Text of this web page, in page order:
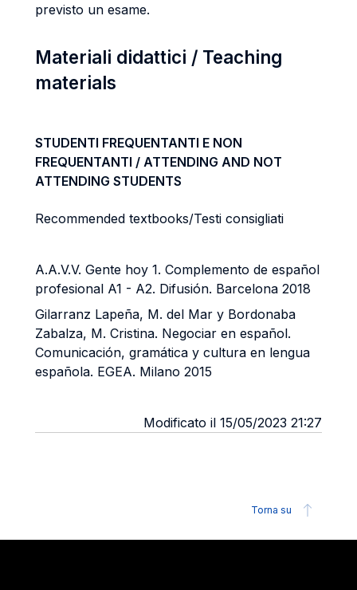
previsto un esame.
Materiali didattici / Teaching
materials
STUDENTI FREQUENTANTI E NON
FREQUENTANTI / ATTENDING AND NOT
ATTENDING STUDENTS
Recommended textbooks/Testi consigliati
A.A.V.V. Gente hoy 1. Complemento de español
profesional A1 - A2. Difusión. Barcelona 2018
Gilarranz Lapeña, M. del Mar y Bordonaba
Zabalza, M. Cristina. Negociar en español.
Comunicación, gramática y cultura en lengua
española. EGEA. Milano 2015
Modificato il 15/05/2023 21:27
Torna su